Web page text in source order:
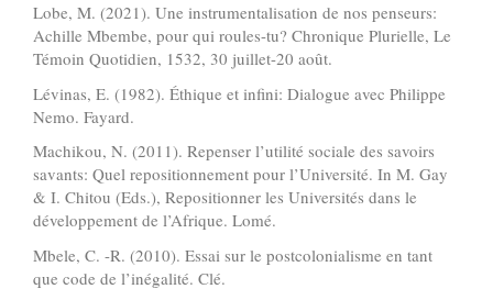
Lobe, M. (2021). Une instrumentalisation de nos penseurs:
Achille Mbembe, pour qui roules-tu? Chronique Plurielle, Le
Témoin Quotidien, 1532, 30 juillet-20 août.
Lévinas, E. (1982). Éthique et infini: Dialogue avec Philippe
Nemo. Fayard.
Machikou, N. (2011). Repenser l’utilité sociale des savoirs
savants: Quel repositionnement pour l’Université. In M. Gay
& I. Chitou (Eds.), Repositionner les Universités dans le
développement de l’Afrique. Lomé.
Mbele, C. -R. (2010). Essai sur le postcolonialisme en tant
que code de l’inégalité. Clé.